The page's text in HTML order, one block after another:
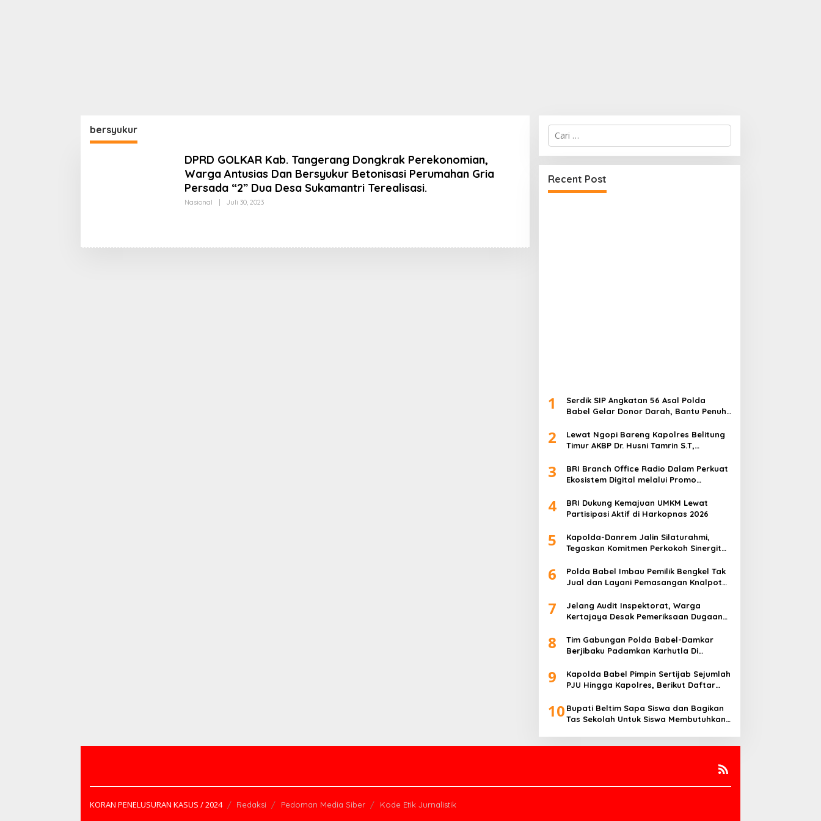
bersyukur
DPRD GOLKAR Kab. Tangerang Dongkrak Perekonomian,
Warga Antusias Dan Bersyukur Betonisasi Perumahan Gria
Persada “2” Dua Desa Sukamantri Terealisasi.
Nasional Juli 30, 2023Oleh
Cari
untuk:
Recent Post
1
Serdik SIP Angkatan 56 Asal Polda
Babel Gelar Donor Darah, Bantu Penuhi
2
Lewat Ngopi Bareng Kapolres Belitung
Timur AKBP Dr. Husni Tamrin S.T,
Awak Media
3
BRI Branch Office Radio Dalam Perkuat
Ekosistem Digital melalui Promo
4
BRI Dukung Kemajuan UMKM Lewat
Partisipasi Aktif di Harkopnas 2026
5
Kapolda-Danrem Jalin Silaturahmi,
Tegaskan Komitmen Perkokoh Sinergitas
6
Polda Babel Imbau Pemilik Bengkel Tak
Jual dan Layani Pemasangan Knalpot
7
Jelang Audit Inspektorat, Warga
Kertajaya Desak Pemeriksaan Dugaan
Transparan
8
Tim Gabungan Polda Babel-Damkar
Berjibaku Padamkan Karhutla Di
9
Kapolda Babel Pimpin Sertijab Sejumlah
PJU Hingga Kapolres, Berikut Daftar
10 Bupati Beltim Sapa Siswa dan Bagikan
Tas Sekolah Untuk Siswa Membutuhkan,
KORAN PENELUSURAN KASUS / 2024 Redaksi Pedoman Media Siber Kode Etik Jurnalistik